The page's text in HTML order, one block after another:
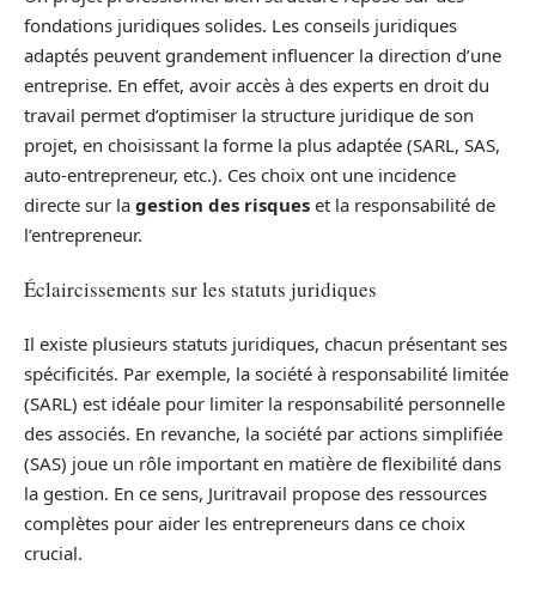
fondations juridiques solides. Les conseils juridiques
adaptés peuvent grandement influencer la direction d’une
entreprise. En effet, avoir accès à des experts en droit du
travail permet d’optimiser la structure juridique de son
projet, en choisissant la forme la plus adaptée (SARL, SAS,
auto-entrepreneur, etc.). Ces choix ont une incidence
directe sur la gestion des risques et la responsabilité de
l’entrepreneur.
Éclaircissements sur les statuts juridiques
Il existe plusieurs statuts juridiques, chacun présentant ses
spécificités. Par exemple, la société à responsabilité limitée
(SARL) est idéale pour limiter la responsabilité personnelle
des associés. En revanche, la société par actions simplifiée
(SAS) joue un rôle important en matière de flexibilité dans
la gestion. En ce sens, Juritravail propose des ressources
complètes pour aider les entrepreneurs dans ce choix
crucial.